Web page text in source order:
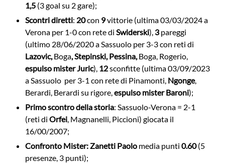
1,5 (3 goal su 2 gare);
Scontri diretti: 20con 9vittorie (ultima 03/03/2024 a
Verona per 1-0 con rete di Swiderski), 3pareggi
(ultimo 28/06/2020 a Sassuolo per 3-3 con reti di
Lazovic,Boga, Stepinski, Pessina,Boga, Rogerio,
espulso mister Juric), 12sconfitte (ultima 03/09/2023
a Sassuolo per 3-1 con rete di Pinamonti, Ngonge,
Berardi, Berardi su rigore,espulso mister Baroni);
Primo scontro della storia: Sassuolo-Verona = 2-1
(reti di Orfei, Magnanelli, Piccioni) giocata il
16/00/2007;
Confronto Mister:Zanetti Paolo media punti 0.60(5
presenze, 3 punti);